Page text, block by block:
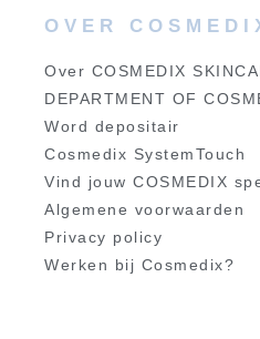
OVER
Over COSMEDIX
DEPARTMENT OF
Word depositair
Cosmedix SystemTouch
Vind jouw COSMEDIX
Algemene voorwaarden
Privacy policy
Werken bij Cosmedix?